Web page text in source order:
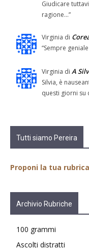
Giudicare
ragione…”
Virginia di
“Sempre
Virginia di A
Silvia, è
questi giorni su
Tutti siamo Pereira
Proponi la tua
Archivio Rubriche
100 grammi
Ascolti distratti